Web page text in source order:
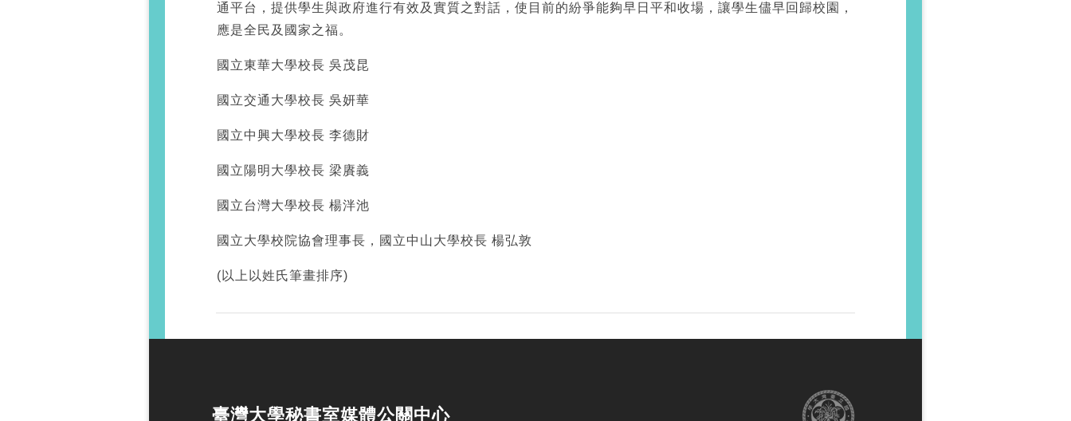
通平台，提供學生與政府進行有效及實質之對話，使目前的紛爭能夠早日平和收場，讓學生儘早回歸校園，
應是全民及國家之福。
國立東華大學校長 吳茂昆
國立交通大學校長 吳妍華
國立中興大學校長 李德財
國立陽明大學校長 梁賡義
國立台灣大學校長 楊泮池
國立大學校院協會理事長，國立中山大學校長 楊弘敦
(以上以姓氏筆畫排序)
臺灣大學秘書室媒體公關中心